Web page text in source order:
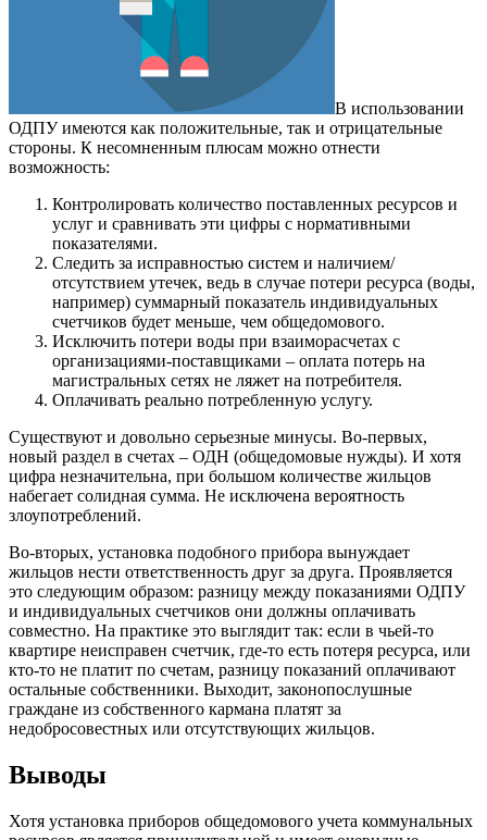
В использовании
ОДПУ имеются как положительные, так и отрицательные
стороны. К несомненным плюсам можно отнести
возможность:
Контролировать количество поставленных ресурсов и
услуг и сравнивать эти цифры с нормативными
показателями.
Следить за исправностью систем и наличием/
отсутствием утечек, ведь в случае потери ресурса (воды,
например) суммарный показатель индивидуальных
счетчиков будет меньше, чем общедомового.
Исключить потери воды при взаиморасчетах с
организациями-поставщиками – оплата потерь на
магистральных сетях не ляжет на потребителя.
Оплачивать реально потребленную услугу.
Существуют и довольно серьезные минусы. Во-первых,
новый раздел в счетах – ОДН (общедомовые нужды). И хотя
цифра незначительна, при большом количестве жильцов
набегает солидная сумма. Не исключена вероятность
злоупотреблений.
Во-вторых, установка подобного прибора вынуждает
жильцов нести ответственность друг за друга. Проявляется
это следующим образом: разницу между показаниями ОДПУ
и индивидуальных счетчиков они должны оплачивать
совместно. На практике это выглядит так: если в чьей-то
квартире неисправен счетчик, где-то есть потеря ресурса, или
кто-то не платит по счетам, разницу показаний оплачивают
остальные собственники. Выходит, законопослушные
граждане из собственного кармана платят за
недобросовестных или отсутствующих жильцов.
Выводы
Хотя установка приборов общедомового учета коммунальных